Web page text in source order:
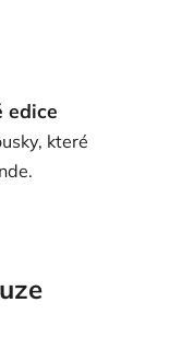
edice
které